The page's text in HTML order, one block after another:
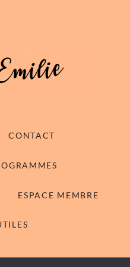
CONTACT
ESPACE MEMBRE